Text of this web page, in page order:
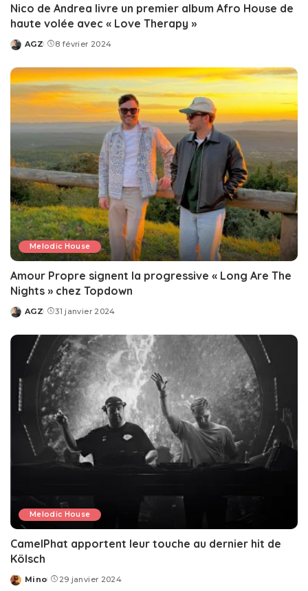
Nico de Andrea livre un premier album Afro House de
haute volée avec « Love Therapy »
Posted
AGZ 8 février 2024
Melodic House
Amour Propre signent la progressive « Long Are The
Nights » chez Topdown
Posted
AGZ 31 janvier 2024
Melodic House
CamelPhat apportent leur touche au dernier hit de
Kölsch
Posted
Mino 29 janvier 2024